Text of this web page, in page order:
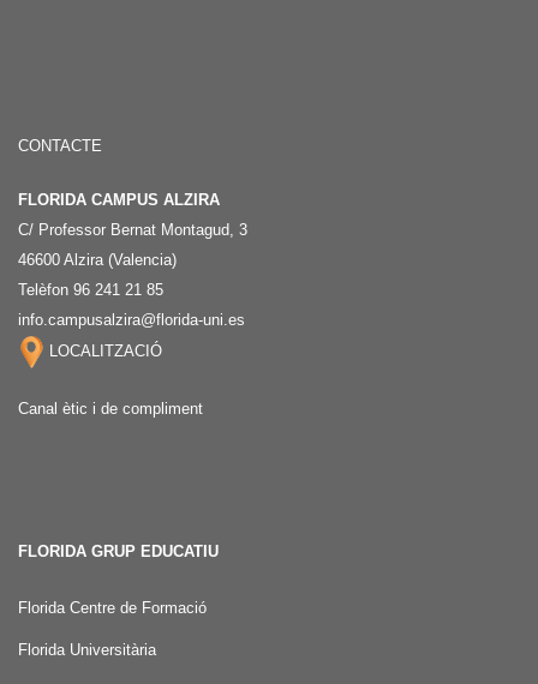
CONTACTE
FLORIDA CAMPUS ALZIRA
C/ Professor Bernat Montagud, 3
46600 Alzira (Valencia)
Telèfon 96 241 21 85
info.campusalzira@florida-uni.es
LOCALITZACIÓ
Canal ètic i de compliment
FLORIDA GRUP EDUCATIU
Florida Centre de Formació
Florida Universitària